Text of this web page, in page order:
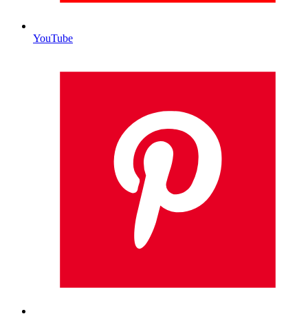
YouTube